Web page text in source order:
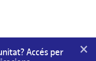
Accés per
×